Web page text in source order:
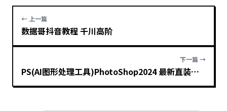
← 上一篇
数据哥抖音教程 千川高阶
下一篇 →
PS(AI图形处理工具)PhotoShop2024 最新直装版本无需任何多余操作